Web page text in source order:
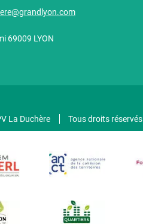
69009 LYON
La Duchère Tous droits réservés